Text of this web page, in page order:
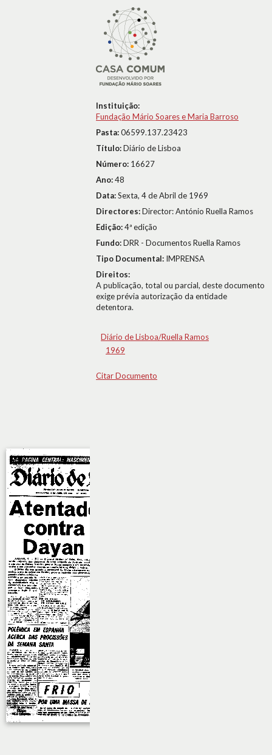
Instituição:
Fundação Mário Soares e Maria Barroso
Pasta:06599.137.23423
Título:Diário de Lisboa
Número: 16627
Ano:48
Data:Sexta, 4 de Abril de 1969
Directores:Director: António Ruella Ramos
Edição:4ª edição
Fundo:DRR - Documentos Ruella Ramos
Tipo Documental: IMPRENSA
Direitos:
A publicação, total ou parcial, deste documento
exige prévia autorização da entidade
detentora.
Diário de Lisboa/Ruella Ramos
1969
Citar Documento